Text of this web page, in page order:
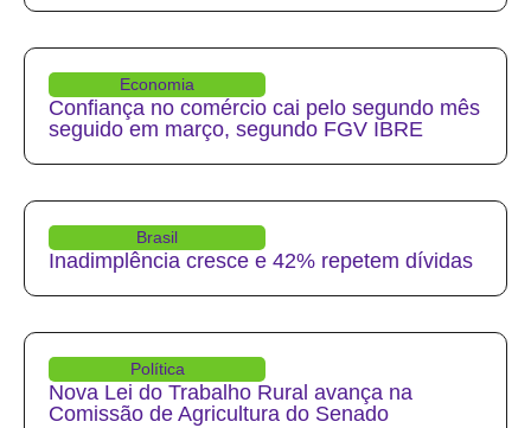
Economia
Confiança no comércio cai pelo segundo mês
seguido em março, segundo FGV IBRE
Brasil
Inadimplência cresce e 42% repetem dívidas
Política
Nova Lei do Trabalho Rural avança na
Comissão de Agricultura do Senado